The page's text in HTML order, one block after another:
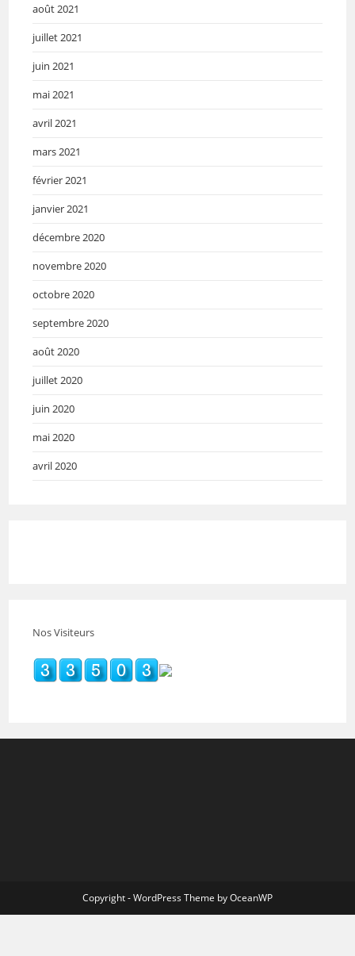
août 2021
juillet 2021
juin 2021
mai 2021
avril 2021
mars 2021
février 2021
janvier 2021
décembre 2020
novembre 2020
octobre 2020
septembre 2020
août 2020
juillet 2020
juin 2020
mai 2020
avril 2020
Nos Visiteurs
Copyright - WordPress Theme by OceanWP